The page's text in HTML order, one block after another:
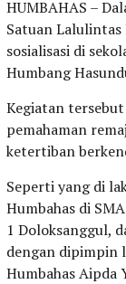
HUMBAHAS –
Satuan
sosialisasi di
Humbang
Kegiatan
pemahaman
ketertiban
Seperti yang di
Humbahas di
1 Doloksanggul,
dengan dipimpin
Humbahas Aipda